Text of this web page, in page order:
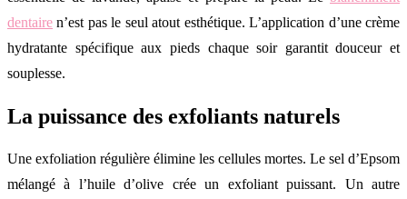
dentaire n’est pas le seul atout esthétique. L’application d’une crème
hydratante spécifique aux pieds chaque soir garantit douceur et
souplesse.
La puissance des exfoliants naturels
Une exfoliation régulière élimine les cellules mortes. Le sel d’Epsom
mélangé à l’huile d’olive crée un exfoliant puissant. Un autre